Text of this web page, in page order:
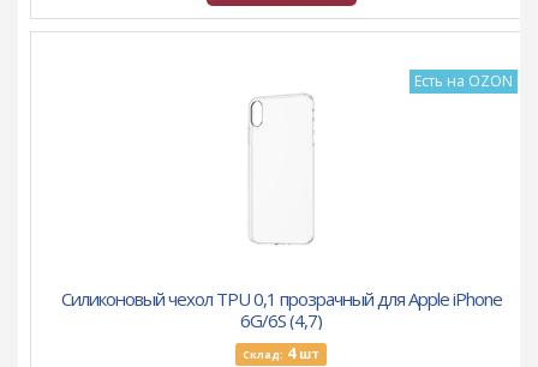
Есть на OZON
Силиконовый чехол TPU 0,1 прозрачный для Apple iPhone
6G/6S (4,7)
Склад: 4шт